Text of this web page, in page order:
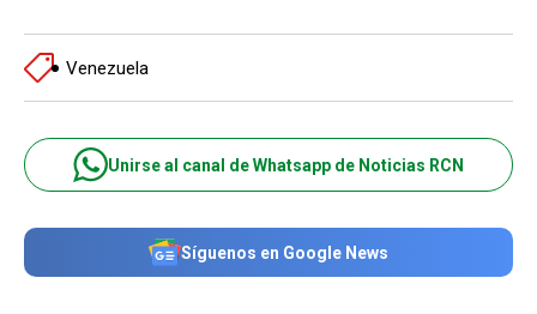
Venezuela
Unirse al canal de Whatsapp de Noticias RCN
Síguenos en Google News